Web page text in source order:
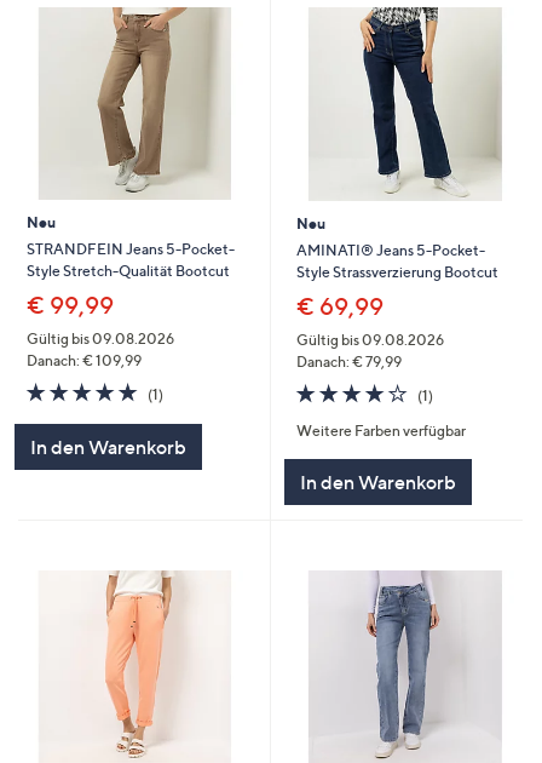
Neu
STRANDFEIN Jeans 5-Pocket-
Style Stretch-Qualität Bootcut
€ 99,99
Gültig bis 09.08.2026
Danach: € 109,99
5.0
von
5
(1)
In den Warenkorb
Neu
AMINATI® Jeans 5-Pocket-
Style Strassverzierung Bootcut
€ 69,99
Gültig bis 09.08.2026
Danach: € 79,99
4.0
von
5
(1)
Weitere Farben verfügbar
In den Warenkorb